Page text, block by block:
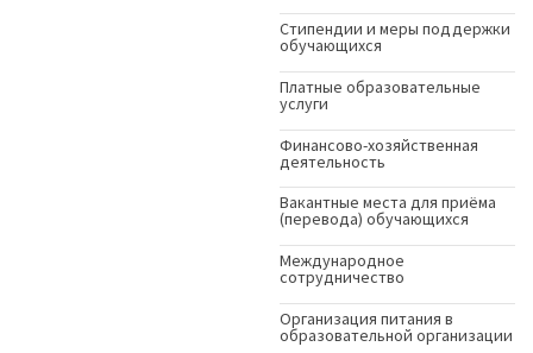
Стипендии и меры поддержки
обучающихся
Платные образовательные
услуги
Финансово-хозяйственная
деятельность
Вакантные места для приёма
(перевода) обучающихся
Международное
сотрудничество
Организация питания в
образовательной организации